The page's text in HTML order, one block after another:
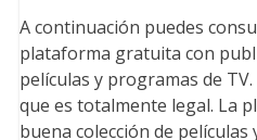
A continuación puedes
plataforma gratuita con
películas y programas de
que es totalmente legal. La
buena colección de películas